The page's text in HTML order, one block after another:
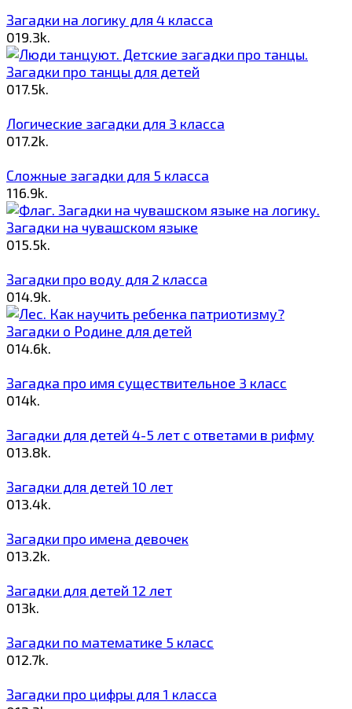
Загадки на логику для 4 класса
019.3k.
Загадки про танцы для детей
017.5k.
Логические загадки для 3 класса
017.2k.
Сложные загадки для 5 класса
116.9k.
Загадки на чувашском языке
015.5k.
Загадки про воду для 2 класса
014.9k.
Загадки о Родине для детей
014.6k.
Загадка про имя существительное 3 класс
014k.
Загадки для детей 4-5 лет с ответами в рифму
013.8k.
Загадки для детей 10 лет
013.4k.
Загадки про имена девочек
013.2k.
Загадки для детей 12 лет
013k.
Загадки по математике 5 класс
012.7k.
Загадки про цифры для 1 класса